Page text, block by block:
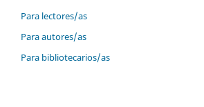
Para lectores/as
Para autores/as
Para bibliotecarios/as